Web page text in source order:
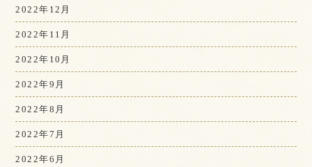
2022年12月
2022年11月
2022年10月
2022年9月
2022年8月
2022年7月
2022年6月